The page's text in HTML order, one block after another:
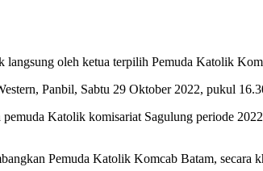
oleh ketua terpilih Pemuda Katolik
Panbil, Sabtu 29 Oktober 2022, pukul
Katolik komisariat Sagulung periode
Pemuda Katolik Komcab Batam, secara